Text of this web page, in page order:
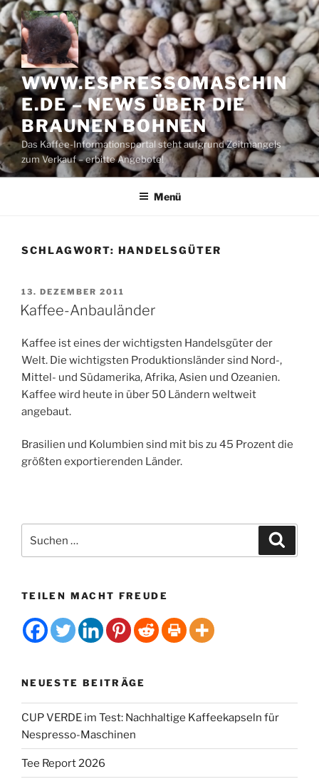
Zum
Inhalt
springen
WWW.ESPRESSOMASCHIN
E.DE – NEWS ÜBER DIE
BRAUNEN BOHNEN
Das Kaffee-Informationsportal steht aufgrund Zeitmangels
zum Verkauf – erbitte Angebote!
Menü
SCHLAGWORT: HANDELSGÜTER
VERÖFFENTLICHT
AM
13. DEZEMBER 2011
Kaffee-Anbauländer
Kaffee ist eines der wichtigsten Handelsgüter der
Welt. Die wichtigsten Produktionsländer sind Nord-,
Mittel- und Südamerika, Afrika, Asien und Ozeanien.
Kaffee wird heute in über 50 Ländern weltweit
angebaut.
Brasilien und Kolumbien sind mit bis zu 45 Prozent die
größten exportierenden Länder.
nach:
TEILEN MACHT FREUDE
NEUESTE BEITRÄGE
CUP VERDE im Test: Nachhaltige Kaffeekapseln für
Nespresso-Maschinen
Tee Report 2026